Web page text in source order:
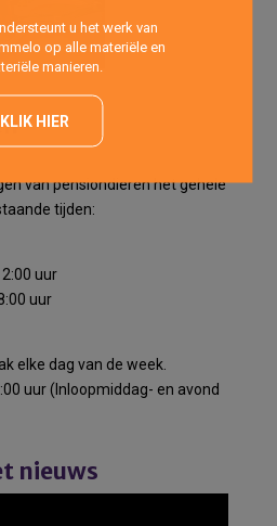
van pensiondieren het gehele
tijden:
uur
uur
elke dag van de week.
uur (Inloopmiddag- en avond
nieuws
u het werk van
op alle materiële en
manieren.
KLIK HIER